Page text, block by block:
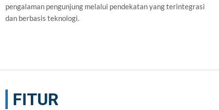
pengalaman pengunjung melalui pendekatan yang terintegrasi
dan berbasis teknologi.
FITUR